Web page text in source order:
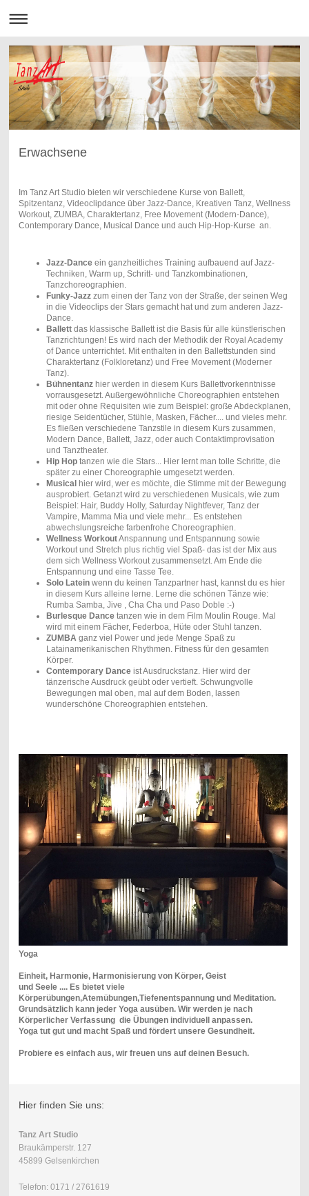
Erwachsene
Im Tanz Art Studio bieten wir verschiedene Kurse von Ballett,
Spitzentanz, Videoclipdance über Jazz-Dance, Kreativen Tanz, Wellness
Workout, ZUMBA, Charaktertanz, Free Movement (Modern-Dance),
Contemporary Dance, Musical Dance und auch Hip-Hop-Kurse an.
Jazz-Danceein ganzheitliches Training aufbauend auf Jazz-
Techniken, Warm up, Schritt- und Tanzkombinationen,
Tanzchoreographien.
Funky-Jazzzum einen der Tanz von der Straße, der seinen Weg
in die Videoclips der Stars gemacht hat und zum anderen Jazz-
Dance.
Ballettdas klassische Ballett ist die Basis für alle künstlerischen
Tanzrichtungen! Es wird nach der Methodik der Royal Academy
of Dance unterrichtet. Mit enthalten in den Ballettstunden sind
Charaktertanz (Folkloretanz) und Free Movement (Moderner
Tanz).
Bühnentanzhier werden in diesem Kurs Ballettvorkenntnisse
vorrausgesetzt. Außergewöhnliche Choreographien entstehen
mit oder ohne Requisiten wie zum Beispiel: große Abdeckplanen,
riesige Seidentücher, Stühle, Masken, Fächer.... und vieles mehr.
Es fließen verschiedene Tanzstile in diesem Kurs zusammen,
Modern Dance, Ballett, Jazz, oder auch Contaktimprovisation
und Tanztheater.
Hip Hoptanzen wie die Stars... Hier lernt man tolle Schritte, die
später zu einer Choreographie umgesetzt werden.
Musical hier wird, wer es möchte, die Stimme mit der Bewegung
ausprobiert. Getanzt wird zu verschiedenen Musicals, wie zum
Beispiel: Hair, Buddy Holly, Saturday Nightfever, Tanz der
Vampire, Mamma Mia und viele mehr... Es entstehen
abwechslungsreiche farbenfrohe Choreographien.
Wellness WorkoutAnspannung und Entspannung sowie
Workout und Stretch plus richtig viel Spaß- das ist der Mix aus
dem sich Wellness Workout zusammensetzt. Am Ende die
Entspannung und eine Tasse Tee.
Solo Lateinwenn du keinen Tanzpartner hast, kannst du es hier
in diesem Kurs alleine lerne. Lerne die schönen Tänze wie:
Rumba Samba, Jive , Cha Cha und Paso Doble :-)
Burlesque Dancetanzen wie in dem Film Moulin Rouge. Mal
wird mit einem Fächer, Federboa, Hüte oder Stuhl tanzen.
ZUMBAganz viel Power und jede Menge Spaß zu
Latainamerikanischen Rhythmen. Fitness für den gesamten
Körper.
Contemporary Danceist Ausdruckstanz. Hier wird der
tänzerische Ausdruck geübt oder vertieft. Schwungvolle
Bewegungen mal oben, mal auf dem Boden, lassen
wunderschöne Choreographien entstehen.
Yoga
Einheit, Harmonie, Harmonisierung von Körper, Geist
und Seele .... Es bietet viele
Körperübungen,Atemübungen,Tiefenentspannung und Meditation.
Grundsätzlich kann jeder Yoga ausüben. Wir werden je nach
Körperlicher Verfassung die Übungen individuell anpassen.
Yoga tut gut und macht Spaß und fördert unsere Gesundheit.
Probiere es einfach aus, wir freuen uns auf deinen Besuch.
Hier finden Sie uns:
Tanz Art Studio
Braukämperstr. 127
45899 Gelsenkirchen
Telefon: 0171 / 2761619